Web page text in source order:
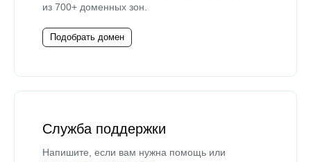
из 700+ доменных зон.
Подобрать домен
Служба поддержки
Напишите, если вам нужна помощь или